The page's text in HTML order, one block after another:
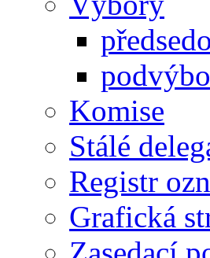
Komise
Stálé
Registr
Grafická